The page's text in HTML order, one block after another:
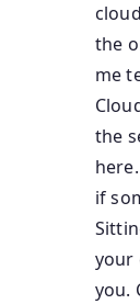
the
me
the
if
your
you.